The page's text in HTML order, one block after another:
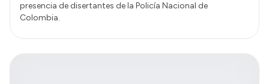
presencia de disertantes de la Policía Nacional de
Colombia.